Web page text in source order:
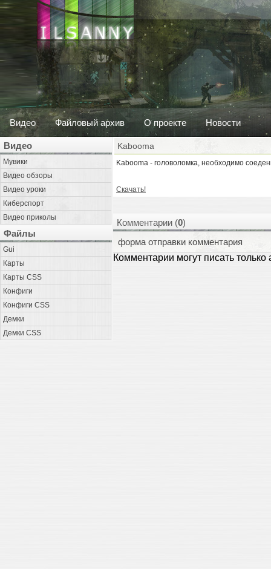
Видео Файловый архив О проекте Новости
Видео
Мувики
Видео обзоры
Видео уроки
Киберспорт
Видео приколы
Файлы
Gui
Карты
Карты CSS
Конфиги
Конфиги CSS
Демки
Демки CSS
Kabooma
Kabooma - головоломка, необходимо
Скачать!
Комментарии (0)
форма отправки комментария
Комментарии могут писать